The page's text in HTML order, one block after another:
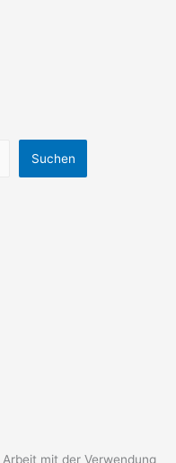
Suchen
mit der Verwendung